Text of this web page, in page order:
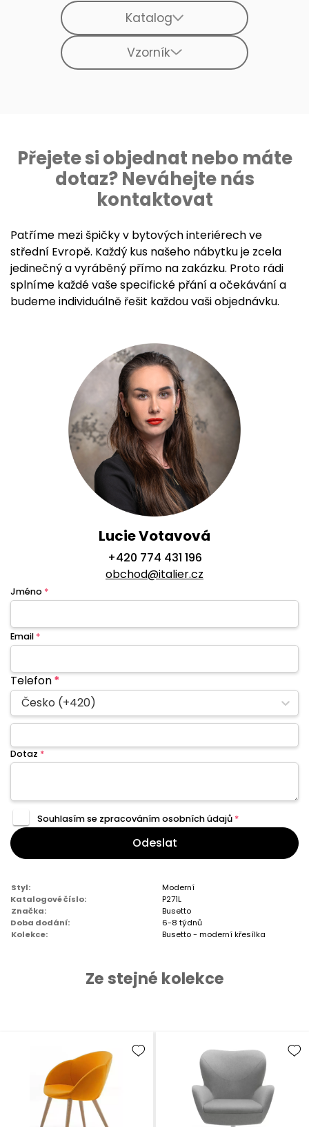
Katalog
Vzorník
Přejete si objednat nebo máte
dotaz? Neváhejte nás
kontaktovat
Patříme mezi špičky v bytových interiérech ve
střední Evropě. Každý kus našeho nábytku je zcela
jedinečný a vyráběný přímo na zakázku. Proto rádi
splníme každé vaše specifické přání a očekávání a
budeme individuálně řešit každou vaši objednávku.
Lucie Votavová
+420 774 431 196
obchod@italier.cz
Jméno *
Email *
Telefon*
Česko (+420)
Dotaz *
Souhlasím se zpracovánímosobních údajů *
Odeslat
Styl:
Moderní
Katalogové číslo:
P271L
Značka:
Busetto
Doba dodání:
6-8 týdnů
Kolekce:
Busetto - moderní křesílka
Ze stejné kolekce